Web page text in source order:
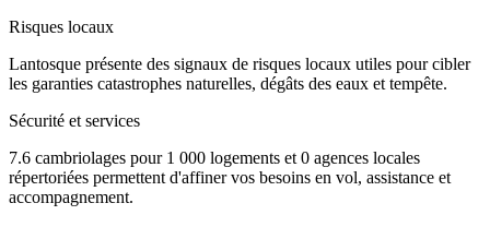
Risques locaux
Lantosque présente des signaux de risques locaux utiles pour cibler
les garanties catastrophes naturelles, dégâts des eaux et tempête.
Sécurité et services
7.6 cambriolages pour 1 000 logements et 0 agences locales
répertoriées permettent d'affiner vos besoins en vol, assistance et
accompagnement.